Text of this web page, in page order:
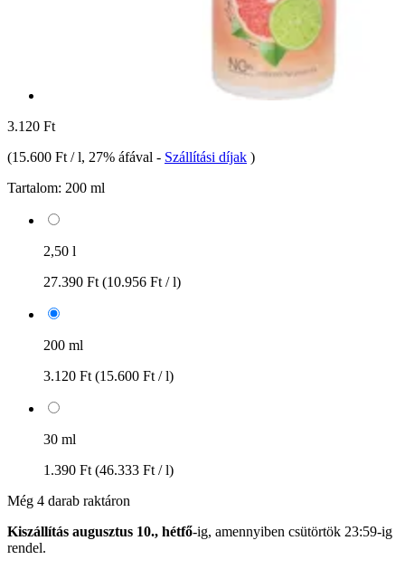
3.120 Ft
(15.600 Ft / l, 27% áfával - Szállítási díjak )
Tartalom: 200 ml
2,50 l
27.390 Ft (10.956 Ft / l)
200 ml
3.120 Ft (15.600 Ft / l)
30 ml
1.390 Ft (46.333 Ft / l)
Még 4 darab raktáron
Kiszállítás augusztus 10., hétfő-ig, amennyiben csütörtök 23:59-ig
rendel.